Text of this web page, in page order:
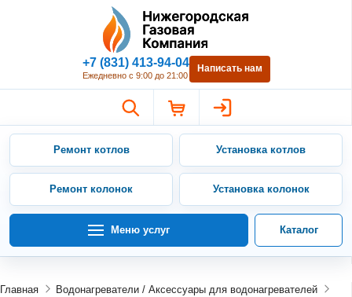
Нижегородская Газовая
+7 (831) 413-94-04
Ежедневно с 9:00 до 21:00
Написать нам
Ремонт котлов Установка котлов
Ремонт колонок Установка колонок
Меню услуг Каталог
Главная
Водонагреватели / Аксессуары для водонагревателей